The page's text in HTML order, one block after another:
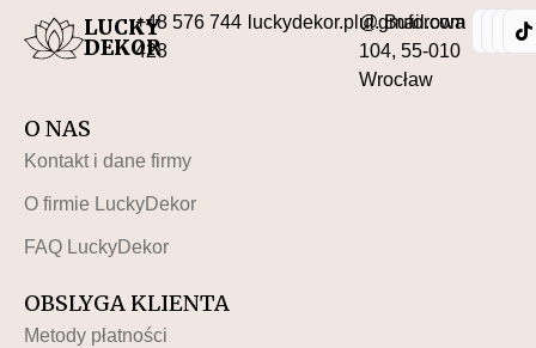
LUCKY
DEKOR
+48 576 744
428
luckydekor.pl@gmail.com
ul. Buforowa
104, 55-010
Wrocław
O NAS
Kontakt i dane firmy
O firmie LuckyDekor
FAQ LuckyDekor
OBSLYGA KLIENTA
Metody płatności